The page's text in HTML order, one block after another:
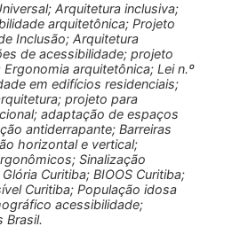
Arquitetura inclusiva;
arquitetônica; Projeto
Inclusão; Arquitetura
de acessibilidade; projeto
arquitetônica; Lei n.º
em edifícios residenciais;
projeto para
adaptação de espaços
antiderrapante; Barreiras
horizontal e vertical;
Sinalização
Curitiba; BIOOS Curitiba;
Curitiba; População idosa
acessibilidade;
Brasil.